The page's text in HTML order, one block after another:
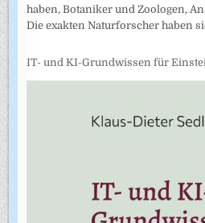
haben, Botaniker und Zoologen,
Die exakten Naturforscher haben
IT- und KI-Grundwissen für